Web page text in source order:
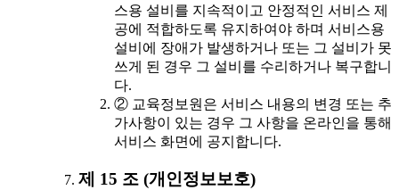
스용 설비를 지속적이고 안정적인 서비스 제
공에 적합하도록 유지하여야 하며 서비스용
설비에 장애가 발생하거나 또는 그 설비가 못
쓰게 된 경우 그 설비를 수리하거나 복구합니
다.
② 교육정보원은 서비스 내용의 변경 또는 추
가사항이 있는 경우 그 사항을 온라인을 통해
서비스 화면에 공지합니다.
제 15 조 (개인정보보호)